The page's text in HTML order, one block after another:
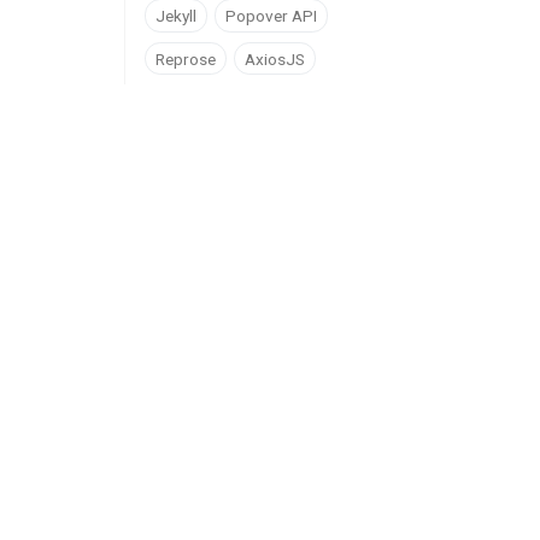
Jekyll Popover API
Reprose AxiosJS